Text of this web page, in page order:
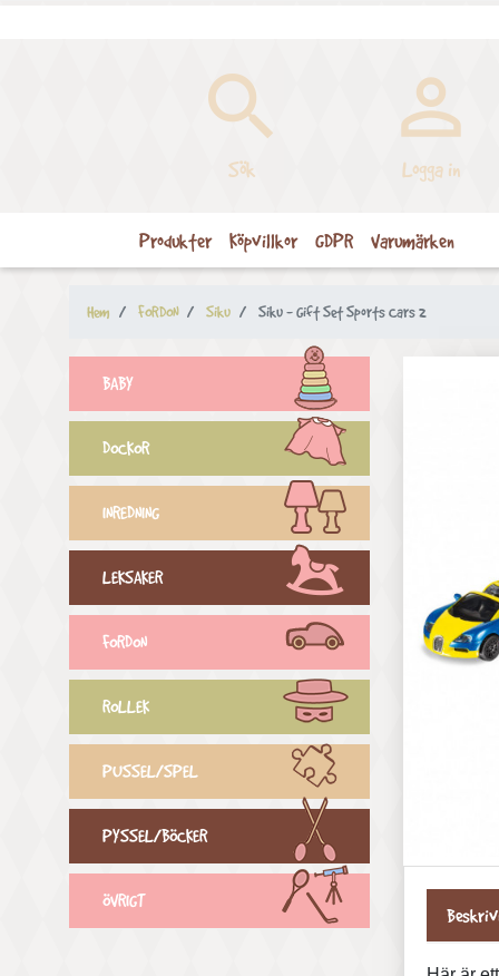

Sök

Logga in
Produkter Köpvillkor GDPR Varumärken
Hem FORDON Siku Siku - Gift Set Sports Cars 2
BABY
DOCKOR
INREDNING
LEKSAKER
FORDON
ROLLEK
PUSSEL/SPEL
PYSSEL/BÖCKER
ÖVRIGT